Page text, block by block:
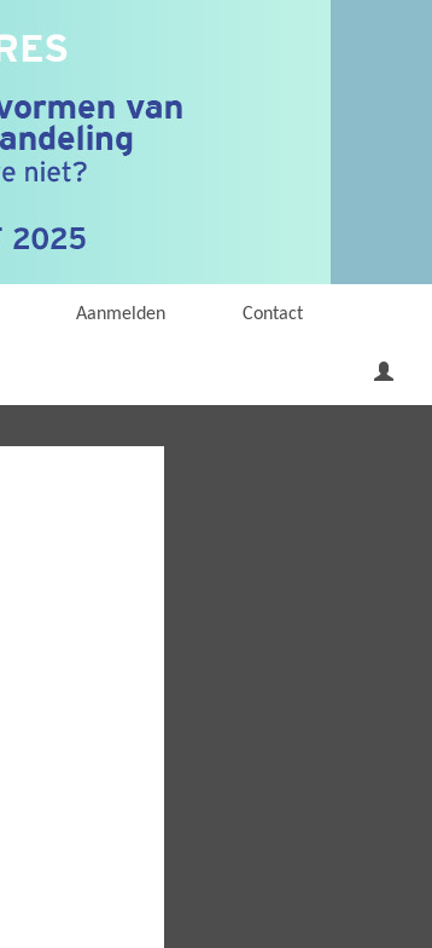
Aanmelden Contact